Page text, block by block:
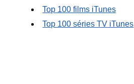
Top 100 films iTunes
Top 100 séries TV iTunes